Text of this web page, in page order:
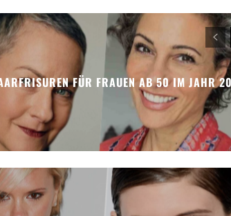
FÜR FRAUEN AB 50 IM JAHR